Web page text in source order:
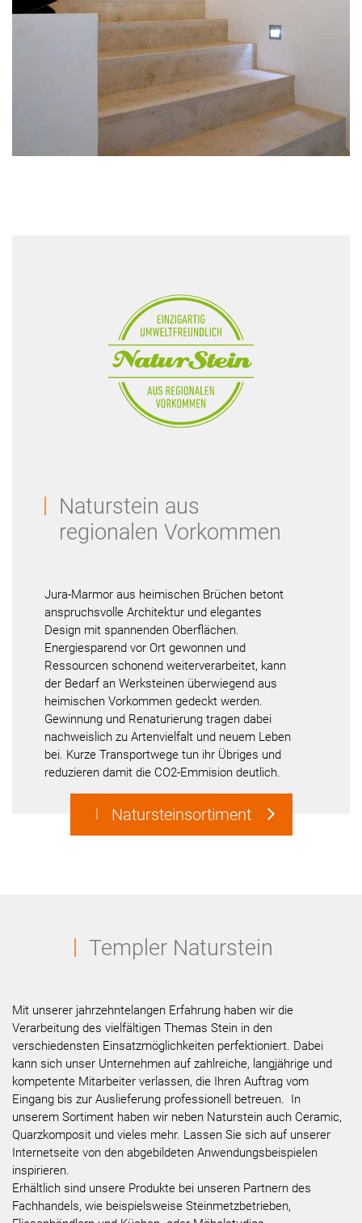
Naturstein aus
regionalen Vorkommen
Jura-Marmor aus heimischen Brüchen betont
anspruchsvolle Architektur und elegantes
Design mit spannenden Oberflächen.
Energiesparend vor Ort gewonnen und
Ressourcen schonend weiterverarbeitet, kann
der Bedarf an Werksteinen überwiegend aus
heimischen Vorkommen gedeckt werden.
Gewinnung und Renaturierung tragen dabei
nachweislich zu Artenvielfalt und neuem Leben
bei. Kurze Transportwege tun ihr Übriges und
reduzieren damit die CO2-Emmision deutlich.
Natursteinsortiment
Templer Naturstein
Mit unserer jahrzehntelangen Erfahrung haben wir die
Verarbeitung des vielfältigen Themas Stein in den
verschiedensten Einsatzmöglichkeiten perfektioniert. Dabei
kann sich unser Unternehmen auf zahlreiche, langjährige und
kompetente Mitarbeiter verlassen, die Ihren Auftrag vom
Eingang bis zur Auslieferung professionell betreuen. In
unserem Sortiment haben wir neben Naturstein auch Ceramic,
Quarzkomposit und vieles mehr. Lassen Sie sich auf unserer
Internetseite von den abgebildeten Anwendungsbeispielen
inspirieren.
Erhältlich sind unsere Produkte bei unseren Partnern des
Fachhandels, wie beispielsweise Steinmetzbetrieben,